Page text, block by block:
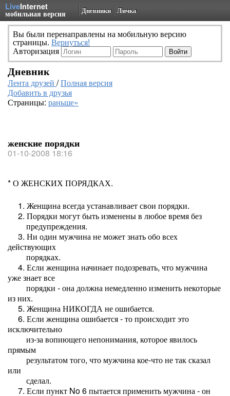
LiveInternet
мобильная версия Дневники Личка
Вы были перенаправлены на мобильную версию
страницы. Вернуться!
Авторизация
Дневник
Лента друзей /Полная версия
Добавить в друзья
Страницы: раньше»
женские порядки
01-10-2008 18:16
* О ЖЕНСКИХ ПОРЯДКАХ.
1. Женщина всегда устанавливает свои порядки.
2. Порядки могут быть изменены в любое время без
предупреждения.
3. Ни один мужчина не может знать обо всех
действующих
порядках.
4. Если женщина начинает подозревать, что мужчина
уже знает все
порядки - она должна немедленно изменить некоторые
из них.
5. Женщина НИКОГДА не ошибается.
6. Если женщина ошибается - то происходит это
исключительно
из-за вопиющего непонимания, которое явилось
прямым
результатом того, что мужчина кое-что не так сказал
или
сделал.
7. Если пункт No 6 пытается применить мужчина - он